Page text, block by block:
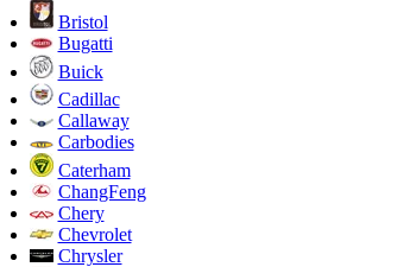
Bristol
Bugatti
Buick
Cadillac
Callaway
Carbodies
Caterham
ChangFeng
Chery
Chevrolet
Chrysler